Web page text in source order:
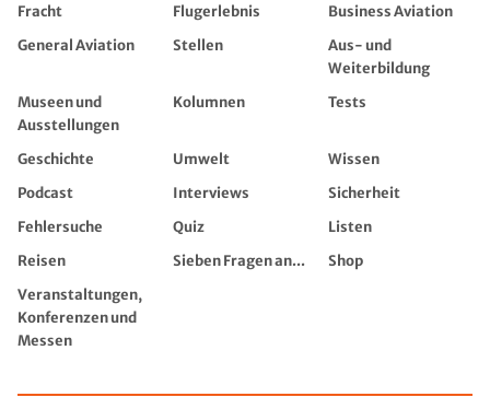
Fracht
Flugerlebnis
Business Aviation
General Aviation
Stellen
Aus- und
Weiterbildung
Museen und
Ausstellungen
Kolumnen Tests
Geschichte Umwelt
Wissen
Podcast
Interviews
Sicherheit
Fehlersuche
Quiz
Listen
Reisen
Sieben Fragen an...
Shop
Veranstaltungen,
Konferenzen und
Messen